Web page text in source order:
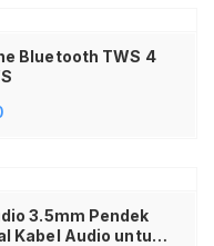
Bluetooth TWS 4
3.5mm Pendek
Kabel Audio untuk